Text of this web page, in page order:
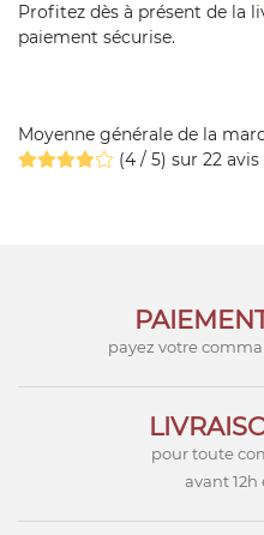
Profitez dès à présent de la
paiement sécurise.
Moyenne générale de la
(4 / 5) sur 22 avis
payez votre
pour toute
avant